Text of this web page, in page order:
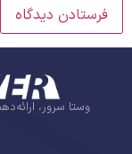
وستا سرور،